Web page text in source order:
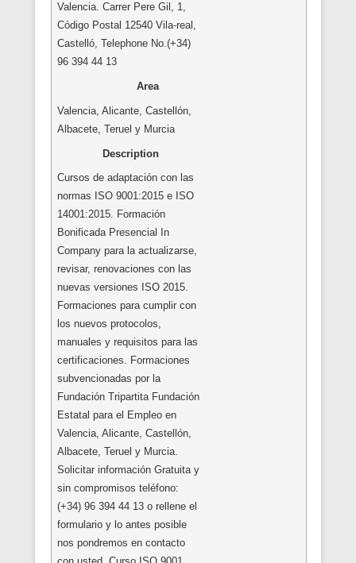
Valencia. Carrer Pere Gil, 1,
Código Postal 12540 Vila-real,
Castelló, Telephone No.(+34)
96 394 44 13
Area
Valencia, Alicante, Castellón,
Albacete, Teruel y Murcia
Description
Cursos de adaptación con las
normas ISO 9001:2015 e ISO
14001:2015. Formación
Bonificada Presencial In
Company para la actualizarse,
revisar, renovaciones con las
nuevas versiones ISO 2015.
Formaciones para cumplir con
los nuevos protocolos,
manuales y requisitos para las
certificaciones. Formaciones
subvencionadas por la
Fundación Tripartita Fundación
Estatal para el Empleo en
Valencia, Alicante, Castellón,
Albacete, Teruel y Murcia.
Solicitar información Gratuita y
sin compromisos teléfono:
(+34) 96 394 44 13 o rellene el
formulario y lo antes posible
nos pondremos en contacto